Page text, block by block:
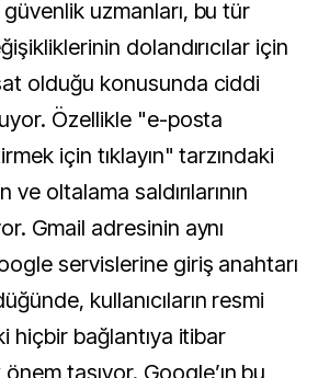
uzmanları, bu tür
dolandırıcılar için
olduğu konusunda ciddi
Özellikle "e-posta
için tıklayın" tarzındaki
oltalama saldırılarının
Gmail adresinin aynı
servislerine giriş anahtarı
kullanıcıların resmi
hiçbir bağlantıya itibar
taşıyor. Google’ın bu